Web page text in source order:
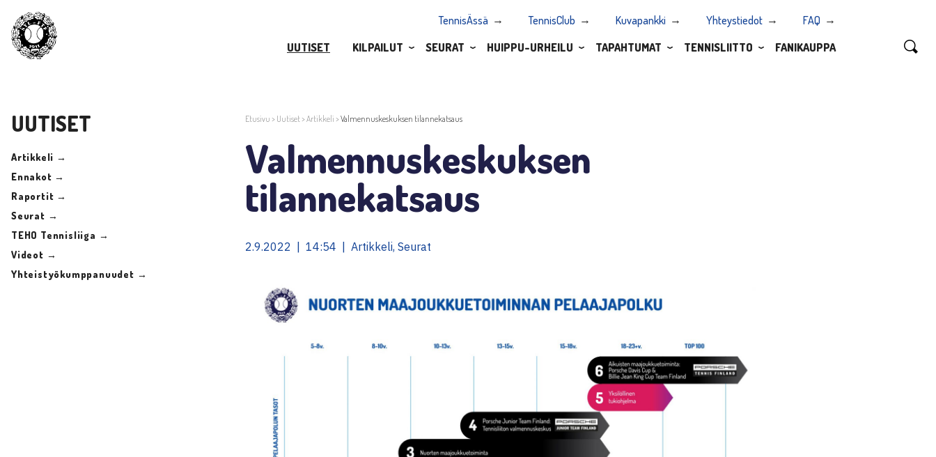
TennisÄssä TennisClub Kuvapankki Yhteystiedot
FAQ
UUTISET
KILPAILUT SEURAT HUIPPU-URHEILU TAPAHTUMAT TENNISLIITTO FANIKAUPPA
UUTISET
Artikkeli →
Ennakot →
Raportit →
Seurat →
TEHO Tennisliiga →
Videot →
Yhteistyökumppanuudet →
Etusivu > Uutiset>Artikkeli >Valmennuskeskuksen tilannekatsaus
Valmennuskeskuksen
tilannekatsaus
2.9.2022 | 14:54 | Artikkeli, Seurat